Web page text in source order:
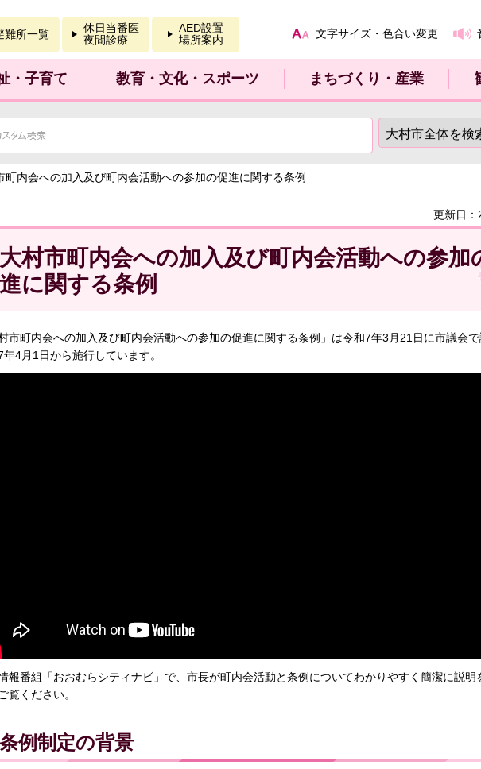
難所一覧
休日当番医
夜間診療
AED設置
場所案内
文字サイズ・色合い変更
・子育て 教育・文化・スポーツ まちづくり・産業
内会への加入及び町内会活動への参加の促進に関する条例
更新日：
大村市町内会への加入及び町内会活動への参加
進に関する条例
市町内会への加入及び町内会活動への参加の促進に関する条例」は令和7年3月21日に市議会で
年4月1日から施行しています。
報番組「おおむらシティナビ」で、市長が町内会活動と条例についてわかりやすく簡潔に説明
覧ください。
条例制定の背景